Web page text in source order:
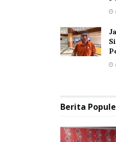
Berita